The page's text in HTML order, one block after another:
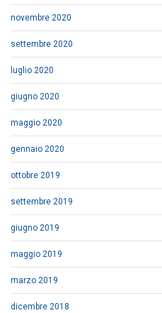
novembre 2020
settembre 2020
luglio 2020
giugno 2020
maggio 2020
gennaio 2020
ottobre 2019
settembre 2019
giugno 2019
maggio 2019
marzo 2019
dicembre 2018